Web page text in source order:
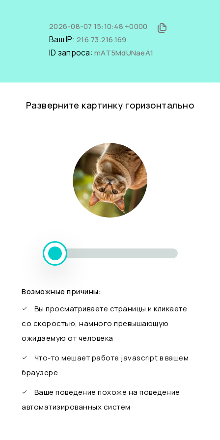
2026-08-07 15:10:48 +0000
Ваш IP: 216.73.216.169
ID запроса: mAT5MdUNaeA1
Разверните картинку горизонтально
Возможные причины:
Вы просматриваете страницы и кликаете
со скоростью, намного превышающую
ожидаемую от человека
Что-то мешает работе javascript в вашем
браузере
Ваше поведение похоже на поведение
автоматизированных систем